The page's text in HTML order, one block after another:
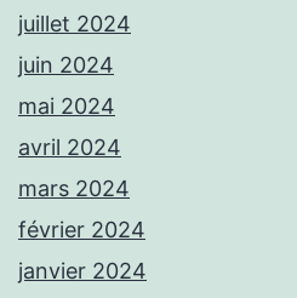
juillet 2024
juin 2024
mai 2024
avril 2024
mars 2024
février 2024
janvier 2024